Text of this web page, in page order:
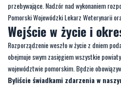
przebywające. Nadzór nad wykonaniem
Pomorski Wojewódzki Lekarz Weterynarii
Wejście w życie i
Rozporządzenie weszło w życie z dniem
obejmuje swym zasięgiem wszystkie
województwie pomorskim. Będzie
Byliście świadkami zdarzenia w